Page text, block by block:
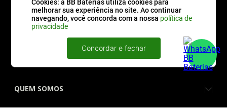
Cookies: a BB Baterias utiliza cookies para
melhorar sua experiência no site. Ao continuar
navegando, você concorda com a nossa política de
privacidade
Concordar e fechar
CATEGORIAS
QUEM SOMOS